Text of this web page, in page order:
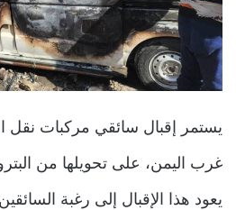
يستمر إقبال سائقي مركبات نقل
غرب اليمن، على تحويلها من
يعود هذا الإقبال إلى رغبة